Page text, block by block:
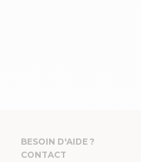
BESOIN D'AIDE ?
CONTACT